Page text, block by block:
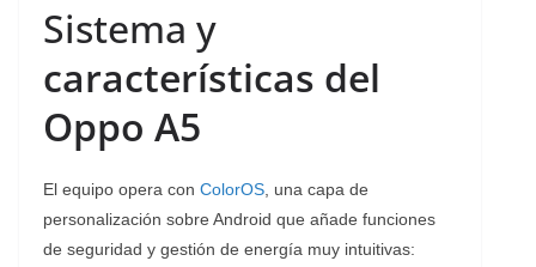
Sistema y
características del
Oppo A5
El equipo opera con ColorOS , una capa de
personalización sobre Android que añade funciones
de seguridad y gestión de energía muy intuitivas: